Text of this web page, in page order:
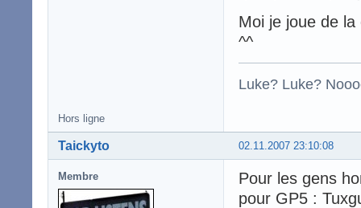
Moi je joue de
^^
Luke? Luke?
Hors ligne
02.11.2007 23:10:08
Taickyto
Membre
Pour les gens
pour GP5 :